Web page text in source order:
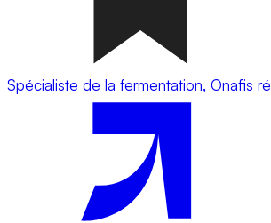
Spécialiste de la fermentation, Onafis